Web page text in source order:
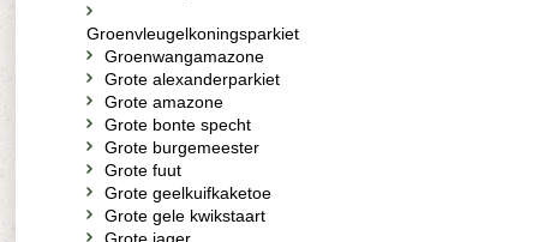
Groenvleugelkoningsparkiet
Groenwangamazone
Grote alexanderparkiet
Grote amazone
Grote bonte specht
Grote burgemeester
Grote fuut
Grote geelkuifkaketoe
Grote gele kwikstaart